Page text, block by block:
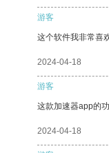
游客
这个软件我非常喜
2024-04-18
游客
这款加速器app的
2024-04-18